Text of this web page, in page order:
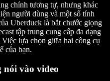
chính tương tự, nhưng khác
người dùng và một số tính
Uberduck là bắt chước giọng
tập trung cung cấp đa dạng
lựa chọn giữa hai công cụ
của bạn.
nói vào video